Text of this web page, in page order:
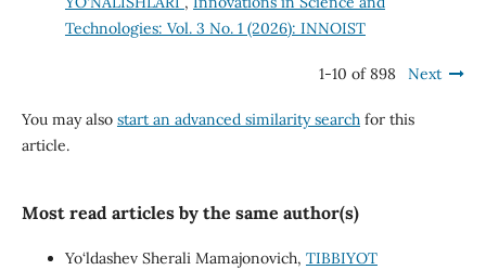
Technologies: Vol. 3 No. 1 (2026): INNOIST
1-10 of 898 Next
You may also start an advanced similarity searchfor this
article.
Most read articles by the same author(s)
Yo‘ldashev Sherali Mamajonovich, TIBBIYOT